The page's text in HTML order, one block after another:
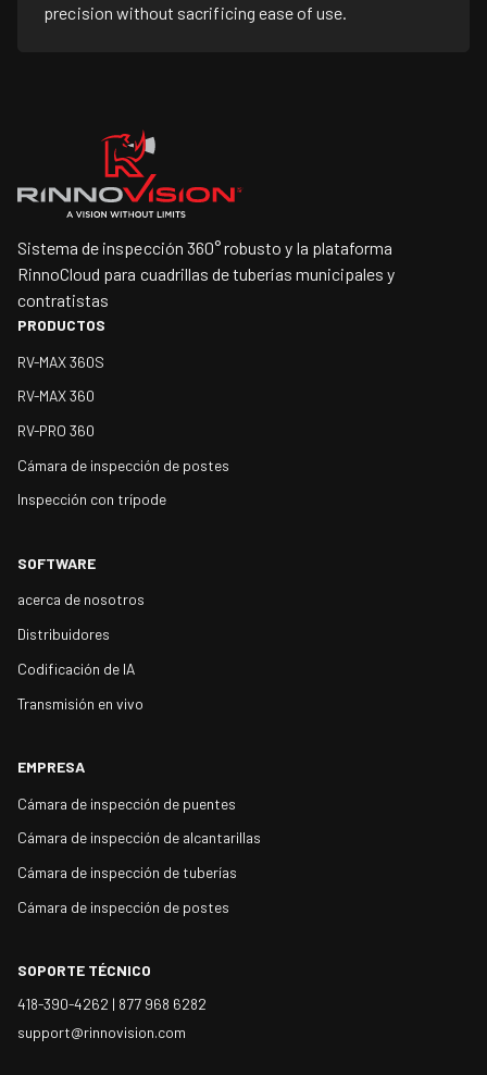
precision without sacrificing ease of use.
Sistema de inspección 360° robusto y la plataforma
RinnoCloud para cuadrillas de tuberías municipales y
contratistas
PRODUCTOS
RV-MAX 360S
RV-MAX 360
RV-PRO 360
Cámara de inspección de postes
Inspección con trípode
SOFTWARE
acerca de nosotros
Distribuidores
Codificación de IA
Transmisión en vivo
EMPRESA
Cámara de inspección de puentes
Cámara de inspección de alcantarillas
Cámara de inspección de tuberías
Cámara de inspección de postes
SOPORTE TÉCNICO
418-390-4262 | 877 968 6282
support@rinnovision.com